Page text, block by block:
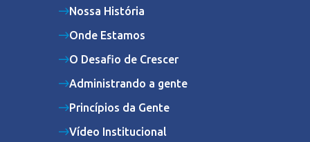
Nossa História
Onde Estamos
O Desafio de Crescer
Administrando a gente
Princípios da Gente
Vídeo Institucional